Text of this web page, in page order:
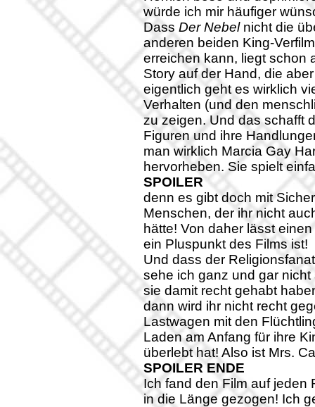
würde ich mir häufiger
Dass Der Nebelnicht die
anderen beiden King-
erreichen kann, liegt schon
Story auf der Hand, die
eigentlich geht es wirklich
Verhalten (und den
zu zeigen. Und das schafft
Figuren und ihre
man wirklich Marcia Gay
hervorheben. Sie spielt
SPOILER
denn es gibt doch mit
Menschen, der ihr nicht
hätte! Von daher lässt
ein Pluspunkt des Films ist!
Und dass der
sehe ich ganz und gar
sie damit recht gehabt
dann wird ihr nicht recht
Lastwagen mit den
Laden am Anfang für ihre
überlebt hat! Also ist Mrs.
SPOILER ENDE
Ich fand den Film auf jeden
in die Länge gezogen! Ich